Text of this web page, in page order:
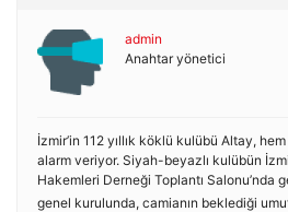
admin
Anahtar yönetici
İzmir’in 112 yıllık köklü kulübü Altay,
alarm veriyor. Siyah-beyazlı kulübün
Hakemleri Derneği Toplantı Salonu’nda
genel kurulunda, camianın beklediği